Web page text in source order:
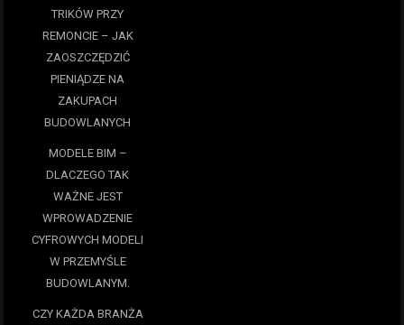
TRIKÓW PRZY
REMONCIE – JAK
ZAOSZCZĘDZIĆ
PIENIĄDZE NA
ZAKUPACH
BUDOWLANYCH
MODELE BIM –
DLACZEGO TAK
WAŻNE JEST
WPROWADZENIE
CYFROWYCH MODELI
W PRZEMYŚLE
BUDOWLANYM.
CZY KAŻDA BRANŻA